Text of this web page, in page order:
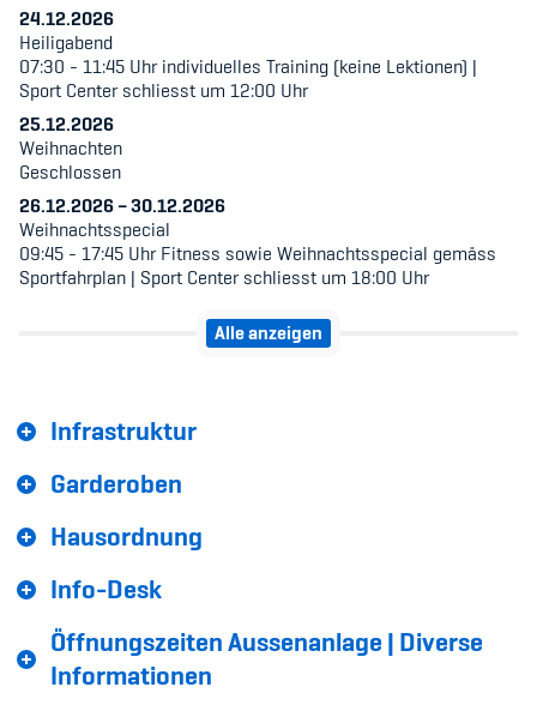
Sponsoren und Partner
Netzwerk
24.12.2026
Heiligabend
07:30 - 11:45 Uhr individuelles Training (keine Lektionen) |
Sport Center schliesst um 12:00 Uhr
25.12.2026
Weihnachten
Geschlossen
26.12.2026–30.12.2026
Weihnachtsspecial
09:45 - 17:45 Uhr Fitness sowie Weihnachtsspecial gemäss
Sportfahrplan | Sport Center schliesst um 18:00 Uhr
Alle anzeigen
Infrastruktur
Garderoben
Hausordnung
Info-Desk
Öffnungszeiten Aussenanlage | Diverse
Informationen